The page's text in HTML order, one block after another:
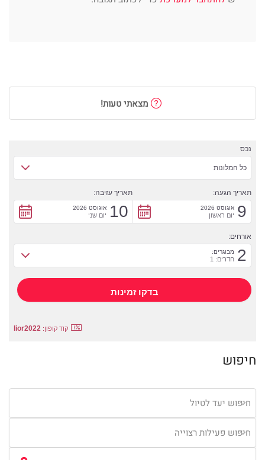
מצאתי טעות!
נכס
כל המלונות
תאריך הגעה:
9 אוגוסט 2026
יום ראשון
תאריך עזיבה:
10 אוגוסט 2026
יום שני
אורחים:
2 מבוגרים:
חדרים: 1
קוד קופון: lior2022
חיפוש
חיפוש יעד לטיול
חיפוש פעילות רצוייה